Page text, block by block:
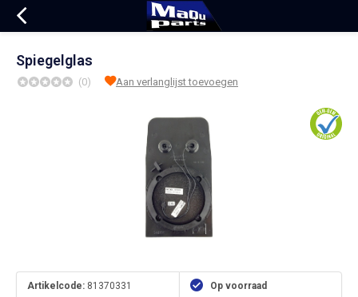
Spiegelglas
(0) Aan verlanglijst toevoegen
Artikelcode: 81370331 Op voorraad